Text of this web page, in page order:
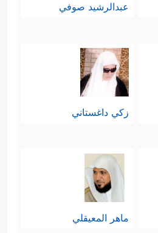
عبدالرشيد صوفي
زكي داغستاني
ماهر المعيقلي